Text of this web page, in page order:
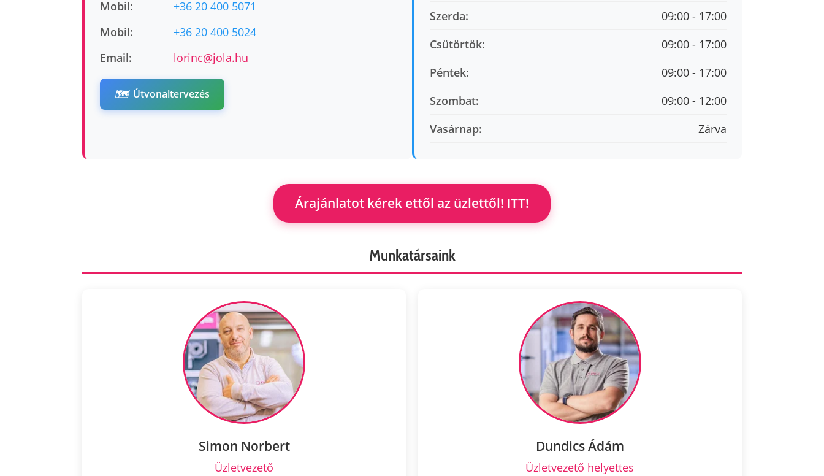
Mobil:
+36 20 400 5071
Mobil:
+36 20 400 5024
Email:
lorinc@jola.hu
🗺️ Útvonaltervezés
Szerda:
09:00 - 17:00
Csütörtök:
09:00 - 17:00
Péntek:
09:00 - 17:00
Szombat:
09:00 - 12:00
Vasárnap:
Zárva
Árajánlatot kérek ettől az üzlettől! ITT!
Munkatársaink
Simon Norbert
Üzletvezető
Dundics Ádám
Üzletvezető helyettes